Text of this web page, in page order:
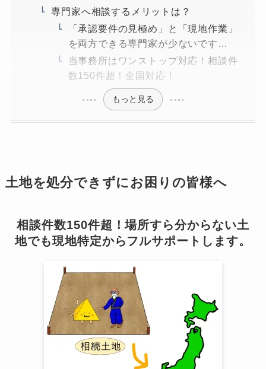
専門家へ相談するメリットは？
「承認要件の見極め」と「現地作業」
を両方できる専門家が少ないです…
当事務所はワンストップ対応！相談件
数150件超！全国対応！
もっと見る
土地を処分できずにお困りの皆様へ
相談件数150件超！場所すら分からない土
地でも現地特定からフルサポートします。